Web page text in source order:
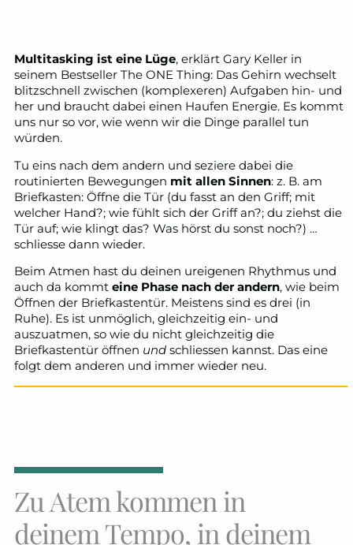
Multitasking ist eine Lüge, erklärt Gary Keller in
seinem Bestseller The ONE Thing: Das Gehirn wechselt
blitzschnell zwischen (komplexeren) Aufgaben hin- und
her und braucht dabei einen Haufen Energie. Es kommt
uns nur so vor, wie wenn wir die Dinge parallel tun
würden.
Tu eins nach dem andern und seziere dabei die
routinierten Bewegungen mit allen Sinnen: z. B. am
Briefkasten: Öffne die Tür (du fasst an den Griff; mit
welcher Hand?; wie fühlt sich der Griff an?; du ziehst die
Tür auf; wie klingt das? Was hörst du sonst noch?) …
schliesse dann wieder.
Beim Atmen hast du deinen ureigenen Rhythmus und
auch da kommt eine Phase nach der andern, wie beim
Öffnen der Briefkastentür. Meistens sind es drei (in
Ruhe). Es ist unmöglich, gleichzeitig ein- und
auszuatmen, so wie du nicht gleichzeitig die
Briefkastentür öffnen und schliessen kannst. Das eine
folgt dem anderen und immer wieder neu.
Zu Atem kommen in
deinem Tempo, in deinem